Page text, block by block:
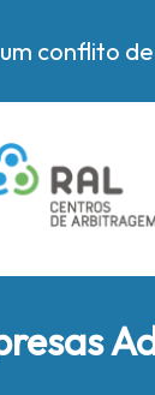
conflito